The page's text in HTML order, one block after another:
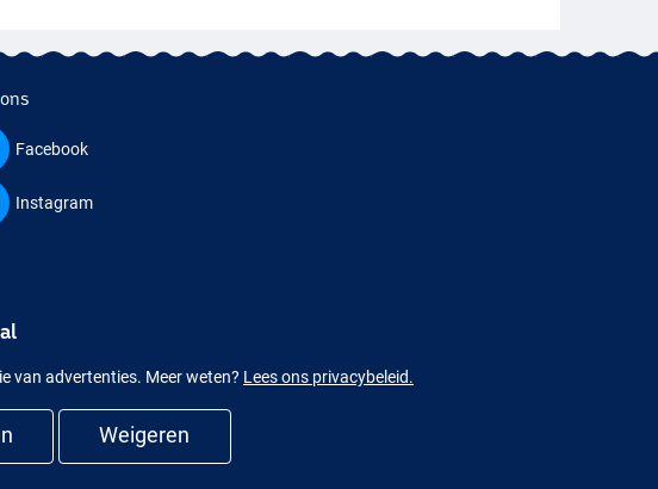
Facebook
Instagram
van advertenties. Meer weten? Lees ons privacybeleid.
Weigeren